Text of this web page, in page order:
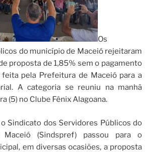
Os
do município de Maceió rejeitaram
proposta de 1,85% sem o pagamento
pela Prefeitura de Maceió para a
A categoria se reuniu na manhã
(5) no Clube Fênix Alagoana.
Sindicato dos Servidores Públicos do
(Sindspref) passou para o
em diversas ocasiões, a proposta